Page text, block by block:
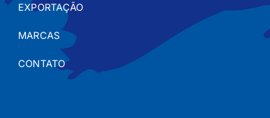
EXPORTAÇÃO
MARCAS
CONTATO